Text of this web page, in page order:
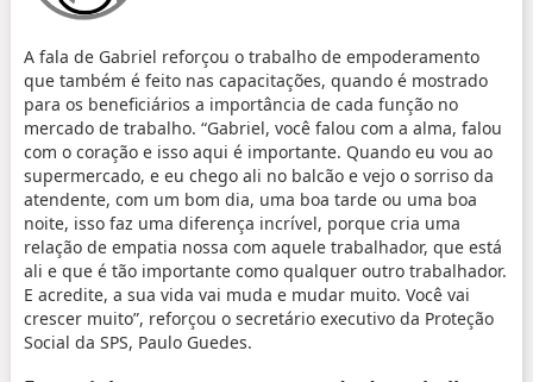
A fala de Gabriel reforçou o trabalho de empoderamento
que também é feito nas capacitações, quando é mostrado
para os beneficiários a importância de cada função no
mercado de trabalho. “Gabriel, você falou com a alma, falou
com o coração e isso aqui é importante. Quando eu vou ao
supermercado, e eu chego ali no balcão e vejo o sorriso da
atendente, com um bom dia, uma boa tarde ou uma boa
noite, isso faz uma diferença incrível, porque cria uma
relação de empatia nossa com aquele trabalhador, que está
ali e que é tão importante como qualquer outro trabalhador.
E acredite, a sua vida vai muda e mudar muito. Você vai
crescer muito”, reforçou o secretário executivo da Proteção
Social da SPS, Paulo Guedes.